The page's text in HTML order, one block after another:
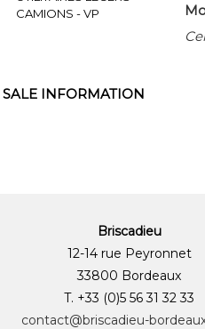
SALE INFORMATION
Briscadieu
12-14 rue Peyronnet
33800 Bordeaux
T. +33 (0)5 56 31 32 33
contact@briscadieu-